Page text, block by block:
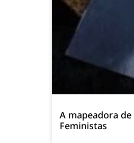
A mapeadora
Feministas